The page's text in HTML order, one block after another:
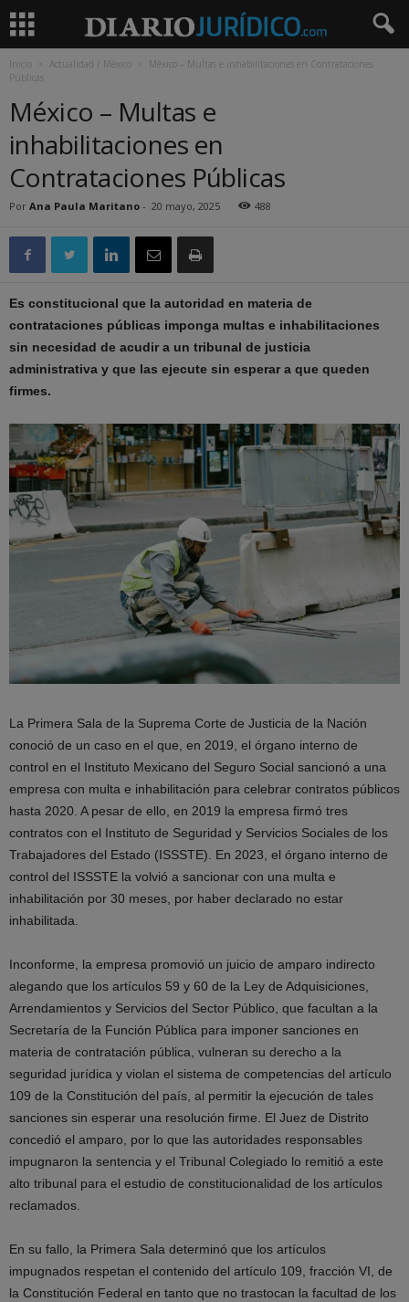
Inicio Actualidad / México
México – Multas e inhabilitaciones en Contrataciones
Públicas
México – Multas e
inhabilitaciones en
Contrataciones Públicas
Por Ana Paula Maritano - 20 mayo, 2025 488
Es constitucional que la autoridad en materia de
contrataciones públicas imponga multas e inhabilitaciones
sin necesidad de acudir a un tribunal de justicia
administrativa y que las ejecute sin esperar a que queden
firmes.
La Primera Sala de la Suprema Corte de Justicia de la Nación
conoció de un caso en el que, en 2019, el órgano interno de
control en el Instituto Mexicano del Seguro Social sancionó a una
empresa con multa e inhabilitación para celebrar contratos públicos
hasta 2020. A pesar de ello, en 2019 la empresa firmó tres
contratos con el Instituto de Seguridad y Servicios Sociales de los
Trabajadores del Estado (ISSSTE). En 2023, el órgano interno de
control del ISSSTE la volvió a sancionar con una multa e
inhabilitación por 30 meses, por haber declarado no estar
inhabilitada.
Inconforme, la empresa promovió un juicio de amparo indirecto
alegando que los artículos 59 y 60 de la Ley de Adquisiciones,
Arrendamientos y Servicios del Sector Público, que facultan a la
Secretaría de la Función Pública para imponer sanciones en
materia de contratación pública, vulneran su derecho a la
seguridad jurídica y violan el sistema de competencias del artículo
109 de la Constitución del país, al permitir la ejecución de tales
sanciones sin esperar una resolución firme. El Juez de Distrito
concedió el amparo, por lo que las autoridades responsables
impugnaron la sentencia y el Tribunal Colegiado lo remitió a este
alto tribunal para el estudio de constitucionalidad de los artículos
reclamados.
En su fallo, la Primera Sala determinó que los artículos
impugnados respetan el contenido del artículo 109, fracción VI, de
la Constitución Federal en tanto que no trastocan la facultad de los